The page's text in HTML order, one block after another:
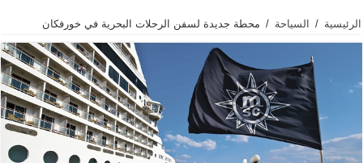
الرئيسية / السياحة / محطة جديدة لسفن الرحلات البحرية في خورفكان